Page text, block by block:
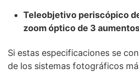
Teleobjetivo periscópico
zoom óptico de 3
Si estas especificaciones se
de los sistemas fotográficos